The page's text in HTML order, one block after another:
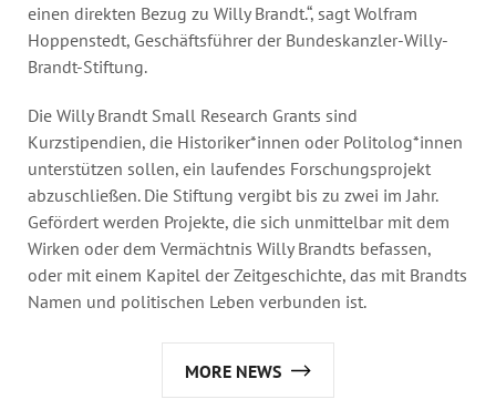
einen direkten Bezug zu Willy Brandt.“, sagt Wolfram
Hoppenstedt, Geschäftsführer der Bundeskanzler-Willy-
Brandt-Stiftung.
Die Willy Brandt Small Research Grants sind
Kurzstipendien, die Historiker*innen oder Politolog*innen
unterstützen sollen, ein laufendes Forschungsprojekt
abzuschließen. Die Stiftung vergibt bis zu zwei im Jahr.
Gefördert werden Projekte, die sich unmittelbar mit dem
Wirken oder dem Vermächtnis Willy Brandts befassen,
oder mit einem Kapitel der Zeitgeschichte, das mit Brandts
Namen und politischen Leben verbunden ist.
MORE NEWS